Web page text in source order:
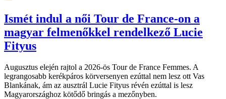
Ismét indul a női Tour de France-on a
magyar felmenőkkel rendelkező Lucie
Fityus
Augusztus elején rajtol a 2026-ös Tour de France Femmes. A
legrangosabb kerékpáros körversenyen ezúttal nem lesz ott Vas
Blankának, ám az ausztrál Lucie Fityus révén ezúttal is lesz
Magyarországhoz kötődő bringás a mezőnyben.